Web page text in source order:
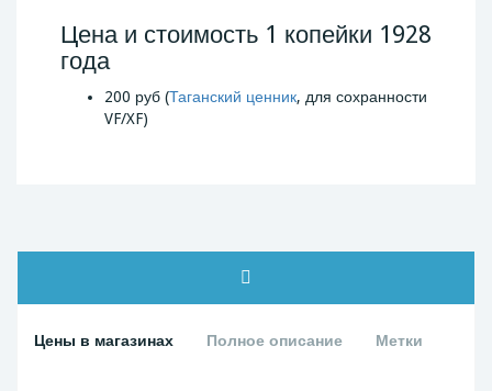
Цена и стоимость 1 копейки 1928
года
200 руб (Таганский ценник, для сохранности
VF/XF)
Цены в магазинах Полное описание Метки